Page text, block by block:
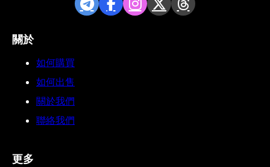
關於
如何購買
如何出售
關於我們
聯絡我們
更多